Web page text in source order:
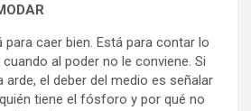
para caer bien. Está para contar lo
al poder no le conviene. Si
arde, el deber del medio es señalar
tiene el fósforo y por qué no